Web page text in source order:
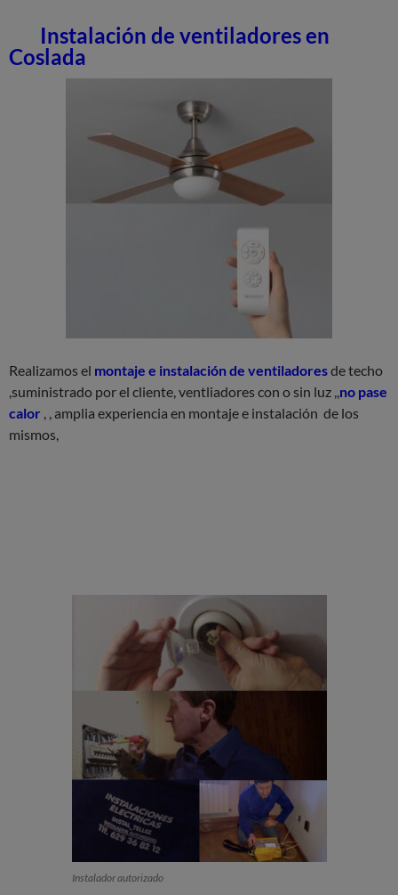
Instalación de ventiladores en
Coslada
Realizamos el montaje e instalación de ventiladoresde techo
,suministrado por el cliente, ventliadores con o sin luz ,,no pase
calor , , amplia experiencia en montaje e instalación de los
mismos,
Instalador autorizado